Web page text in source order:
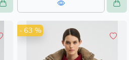
прорези, карман, женщины,
взрослые
- 63 %